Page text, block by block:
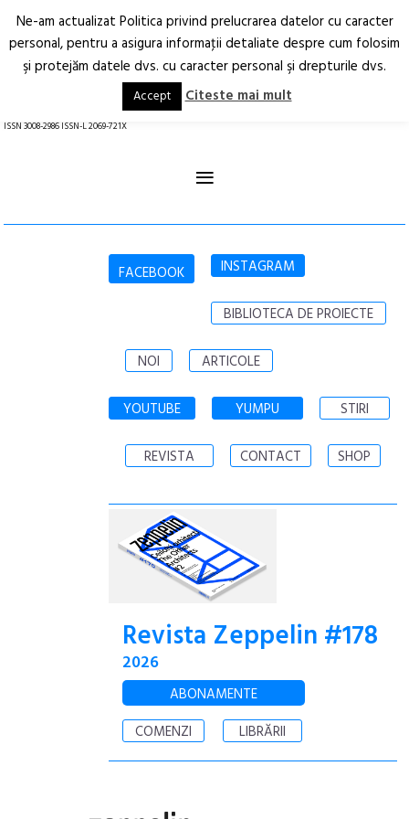
Arhitectură.
Oraș.
RO EN
ISSN 3008-2986 ISSN-L 2069-721X
≡
FACEBOOK INSTAGRAM
BIBLIOTECA DE PROIECTE
NOI ARTICOLE
YOUTUBE YUMPU STIRI
REVISTA CONTACT SHOP
Revista Zeppelin #178
2026
ABONAMENTE
COMENZI
LIBRĂRII
Ne-am actualizat Politica privind prelucrarea datelor cu caracter
personal, pentru a asigura informaţii detaliate despre cum folosim
şi protejăm datele dvs. cu caracter personal şi drepturile dvs.
Accept Citeste mai mult